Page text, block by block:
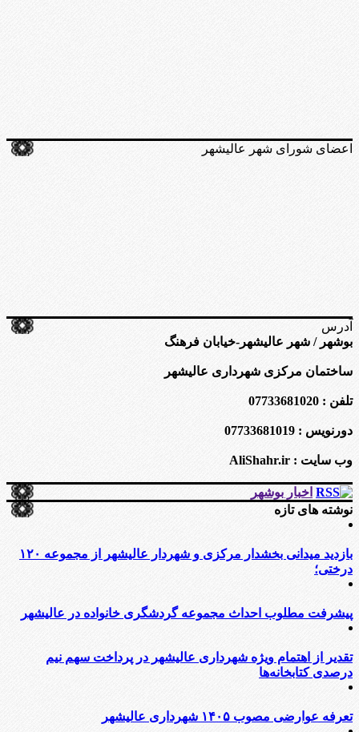
اعضای شورای شهر عالیشهر
آدرس
بوشهر / شهر عالیشهر-خیابان فرهنگ
ساختمان مرکزی شهرداری عالیشهر
تلفن : 07733681020
دورنویس : 07733681019
وب سایت : AliShahr.ir
اخبار بوشهر
نوشته های تازه
بازدید میدانی بخشدار مرکزی و شهردار عالیشهر از مجموعه ۱۲۰
درختی؛
پیشرفت مطلوب احداث مجموعه گردشگری خانواده در عالیشهر
تقدیر از اهتمام ویژه شهرداری عالیشهر در پرداخت سهم نیم
درصدی کتابخانه‌ها
تعرفه عوارضی مصوب ۱۴۰۵ شهرداری عالیشهر